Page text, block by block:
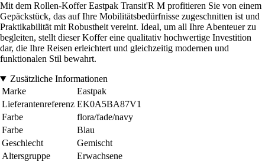
Mit dem Rollen-Koffer Eastpak Transit'R M profitieren Sie von einem
Gepäckstück, das auf Ihre Mobilitätsbedürfnisse zugeschnitten ist und
Praktikabilität mit Robustheit vereint. Ideal, um all Ihre Abenteuer zu
begleiten, stellt dieser Koffer eine qualitativ hochwertige Investition
dar, die Ihre Reisen erleichtert und gleichzeitig modernen und
funktionalen Stil bewahrt.
Zusätzliche Informationen
Marke
Eastpak
Lieferantenreferenz EK0A5BA87V1
Farbe
flora/fade/navy
Farbe
Blau
Geschlecht
Gemischt
Altersgruppe
Erwachsene